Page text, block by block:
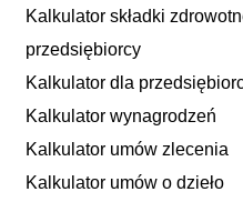
Kalkulator składki
przedsiębiorcy
Kalkulator dla
Kalkulator wynagrodzeń
Kalkulator umów zlecenia
Kalkulator umów o dzieło